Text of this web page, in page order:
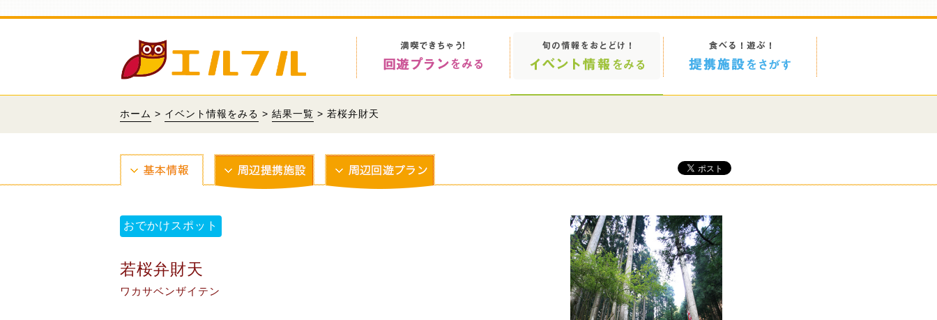
ホーム > イベント情報をみる > 結果一覧 > 若桜弁財天
おでかけスポット
若桜弁財天
ワカサベンザイテン